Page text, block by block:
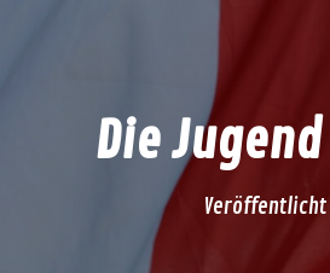
Die
Veröffentlicht